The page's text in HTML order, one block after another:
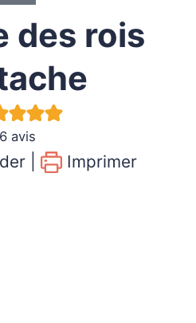
des rois
6 avis
| Imprimer